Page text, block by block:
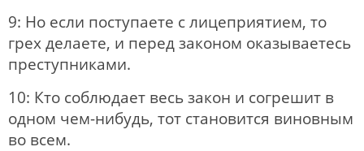
9: Но если поступаете с лицеприятием, то
грех делаете, и перед законом оказываетесь
преступниками.
10: Кто соблюдает весь закон и согрешит в
одном чем-нибудь, тот становится виновным
во всем.